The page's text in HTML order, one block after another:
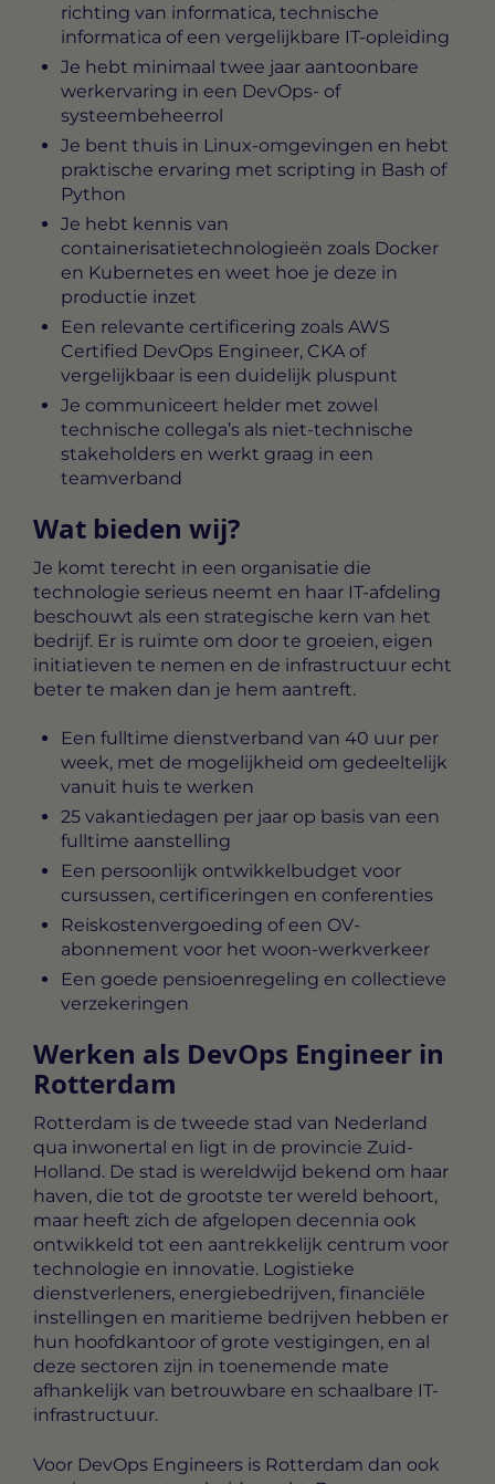
richting van informatica, technische
informatica of een vergelijkbare IT-opleiding
Je hebt minimaal twee jaar aantoonbare
werkervaring in een DevOps- of
systeembeheerrol
Je bent thuis in Linux-omgevingen en hebt
praktische ervaring met scripting in Bash of
Python
Je hebt kennis van
containerisatietechnologieën zoals Docker
en Kubernetes en weet hoe je deze in
productie inzet
Een relevante certificering zoals AWS
Certified DevOps Engineer, CKA of
vergelijkbaar is een duidelijk pluspunt
Je communiceert helder met zowel
technische collega’s als niet-technische
stakeholders en werkt graag in een
teamverband
Wat bieden wij?
Je komt terecht in een organisatie die
technologie serieus neemt en haar IT-afdeling
beschouwt als een strategische kern van het
bedrijf. Er is ruimte om door te groeien, eigen
initiatieven te nemen en de infrastructuur echt
beter te maken dan je hem aantreft.
Een fulltime dienstverband van 40 uur per
week, met de mogelijkheid om gedeeltelijk
vanuit huis te werken
25 vakantiedagen per jaar op basis van een
fulltime aanstelling
Een persoonlijk ontwikkelbudget voor
cursussen, certificeringen en conferenties
Reiskostenvergoeding of een OV-
abonnement voor het woon-werkverkeer
Een goede pensioenregeling en collectieve
verzekeringen
Werken als DevOps Engineer in
Rotterdam
Rotterdam is de tweede stad van Nederland
qua inwonertal en ligt in de provincie Zuid-
Holland. De stad is wereldwijd bekend om haar
haven, die tot de grootste ter wereld behoort,
maar heeft zich de afgelopen decennia ook
ontwikkeld tot een aantrekkelijk centrum voor
technologie en innovatie. Logistieke
dienstverleners, energiebedrijven, financiële
instellingen en maritieme bedrijven hebben er
hun hoofdkantoor of grote vestigingen, en al
deze sectoren zijn in toenemende mate
afhankelijk van betrouwbare en schaalbare IT-
infrastructuur.
Voor DevOps Engineers is Rotterdam dan ook